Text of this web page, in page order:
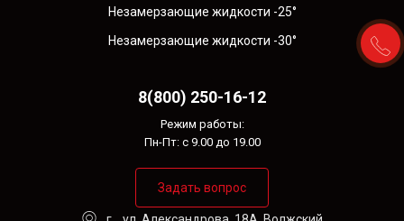
Незамерзающие жидкости -25°
Незамерзающие жидкости -30°
8(800) 250-16-12
Режим работы:
Пн-Пт: с 9.00 до 19.00
Задать вопрос